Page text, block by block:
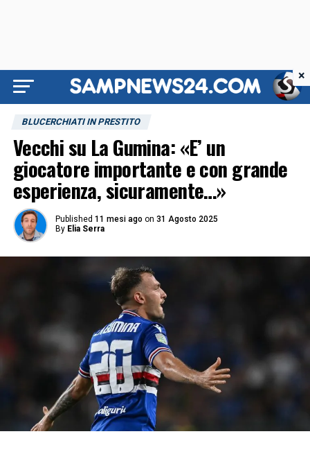
BLUCERCHIATI IN PRESTITO
Vecchi su La Gumina: «E’ un
giocatore importante e con grande
esperienza, sicuramente…»
Published 11 mesi ago on 31 Agosto 2025
By Elia Serra
×